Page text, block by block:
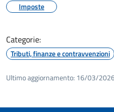
Imposte
Categorie:
Tributi, finanze e contravvenzioni
Ultimo aggiornamento: 16/03/